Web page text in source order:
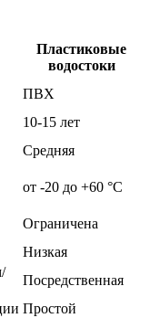
Пластиковые
водостоки
ПВХ
10-15 лет
Средняя
от -20 до +60 °C
Ограничена
Низкая
Посредственная
Простой